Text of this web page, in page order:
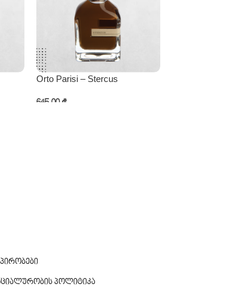
Orto Parisi – Stercus
645,00 ₾
პოლიტიკა